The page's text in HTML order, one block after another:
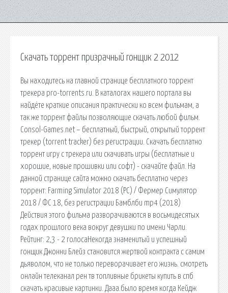
Скачать торрент призрачный гонщик 2 2012
Вы находитесь на главной странице бесплатного торрент
трекера pro-torrents.ru. В каталогах нашего портала вы
найдёте краткие описания практически ко всем фильмам, а
так же торрент файлы позволяющие скачать любой фильм.
Consol-Games.net – бесплатный, быстрый, открытый торрент
трекер (torrent tracker) без регистрации. Скачать бесплатно
торрент игру с трекера или скачивать игры (бесплатные и
хорошие, новые прошивки или софт) - скачайте файл. На
данной странице сайта можно скачать бесплатно через
торрент: Farming Simulator 2018 (PC) / Фермер Симулятор
2018 / ФС 18, без регистрации Бамблби mp4 (2018)
Действия этого фильма разворачиваются в восьмидесятых
годах прошлого века вокруг девушки по имени Чарли.
Рейтинг: 2,3 - 2 голосаНекогда знаменитый и успешный
гонщик Джонни Блейз становится жертвой контракта с самим
дьяволом, что не только переворачивает его жизнь. смотреть
онлайн телеканал рен тв топливные брикеты купить в спб
скачать красивые картинки. Дааа.было время когда Кейдж